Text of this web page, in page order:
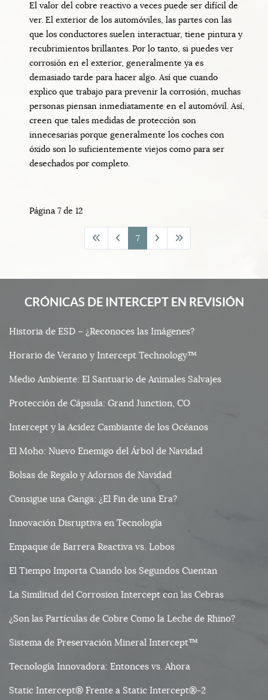
El valor del cobre reactivo a veces puede ser difícil de
ver. El exterior de los automóviles, las partes con las
que los conductores suelen interactuar, tiene pintura y
recubrimientos brillantes. Por lo tanto, si puedes ver
corrosión en el exterior, generalmente ya es
demasiado tarde para hacer algo. Así que cuando
explico que trabajo para prevenir la corrosión, muchas
personas piensan inmediatamente en el automóvil. Así,
creen que tales medidas de protección son
innecesarias porque generalmente los coches con
óxido son lo suficientemente viejos como para ser
desechados por completo.
Página 7 de 12
7
CRÓNICAS DE INTERCEPT EN REVISIÓN
Historia de ESD – ¿Reconoces las Imágenes?
Horario de Verano y Intercept Technology™
Medio Ambiente: El Santuario de Animales Salvajes
Protección de Cápsula: Grand Junction, CO
Intercept y la Acidez Cambiante de los Océanos
El Moho: Nuevo Enemigo del Árbol de Navidad
Bolsas de Regalo y Adornos de Navidad
Consigue una Ganga: ¿El Fin de una Era?
Innovación Disruptiva en Tecnología
Empaque de Barrera Reactiva vs. Lobos
El Tiempo Importa Cuando los Segundos Cuentan
La Similitud del Corrosion Intercept con las Cebras
¿Son las Partículas de Cobre Como la Leche de Rhino?
Sistema de Preservación Mineral Intercept™
Tecnología Innovadora: Entonces vs. Ahora
Static Intercept® Frente a Static Intercept®-2